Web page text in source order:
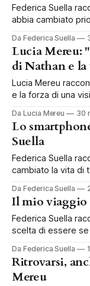
Federica Suella
abbia cambiato
Da Federica Suella
Lucia Mereu:
di Nathan e
Lucia Mereu
e la forza di una
Da Lucia Mereu 30
Lo
Suella
Federica Suella
cambiato la vita di
Da Federica Suella
Il mio viaggio
Federica Suella
scelta di essere
Da Federica Suella
Ritrovarsi,
Mereu